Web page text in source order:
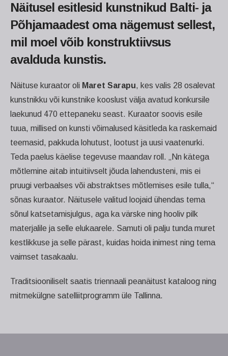
Näitusel esitlesid kunstnikud Balti- ja
Põhjamaadest oma nägemust sellest,
mil moel võib konstruktiivsus
avalduda kunstis.
Näituse kuraator oli Maret Sarapu, kes valis 28 osalevat
kunstnikku või kunstnike kooslust välja avatud konkursile
laekunud 470 ettepaneku seast. Kuraator soovis esile
tuua, millised on kunsti võimalused käsitleda ka raskemaid
teemasid, pakkuda lohutust, lootust ja uusi vaatenurki.
Teda paelus käelise tegevuse maandav roll. „Nn kätega
mõtlemine aitab intuitiivselt jõuda lahendusteni, mis ei
pruugi verbaalses või abstraktses mõtlemises esile tulla,“
sõnas kuraator. Näitusele valitud loojaid ühendas tema
sõnul katsetamisjulgus, aga ka värske ning hooliv pilk
materjalile ja selle elukaarele. Samuti oli palju tunda muret
kestlikkuse ja selle pärast, kuidas hoida inimest ning tema
vaimset tasakaalu.
Traditsiooniliselt saatis triennaali peanäitust kataloog ning
mitmekülgne satelliitprogramm üle Tallinna.